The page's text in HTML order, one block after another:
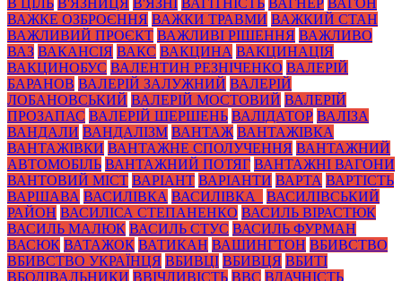
ВАЖКЕ ОЗБРОЄННЯ ВАЖКИ ТРАВМИ ВАЖКИЙ СТАН
ВАЖЛИВИЙ ПРОЄКТ ВАЖЛИВІ РІШЕННЯ ВАЖЛИВО
ВАЗ ВАКАНСІЯ ВАКС ВАКЦИНА ВАКЦИНАЦІЯ
ВАКЦИНОБУС ВАЛЕНТИН РЕЗНІЧЕНКО ВАЛЕРІЙ
БАРАНОВ ВАЛЕРІЙ ЗАЛУЖНИЙ ВАЛЕРІЙ
ЛОБАНОВСЬКИЙ ВАЛЕРІЙ МОСТОВИЙ ВАЛЕРІЙ
ПРОЗАПАС ВАЛЕРІЙ ШЕРШЕНЬ ВАЛІДАТОР ВАЛІЗА
ВАНДАЛИ ВАНДАЛІЗМ ВАНТАЖ ВАНТАЖІВКА
ВАНТАЖІВКИ ВАНТАЖНЕ СПОЛУЧЕННЯ ВАНТАЖНИЙ
АВТОМОБІЛЬ ВАНТАЖНИЙ ПОТЯГ ВАНТАЖНІ ВАГОНИ
ВАНТОВИЙ МІСТ ВАРІАНТ ВАРІАНТИ ВАРТА ВАРТІСТЬ
ВАРШАВА ВАСИЛІВКА ВАСИЛІВКА_
ВАСИЛІВСЬКИЙ
РАЙОН ВАСИЛІСА СТЕПАНЕНКО ВАСИЛЬ ВІРАСТЮК
ВАСИЛЬ МАЛЮК ВАСИЛЬ СТУС ВАСИЛЬ ФУРМАН
ВАСЮК ВАТАЖОК ВАТИКАН ВАШИНГТОН ВБИВСТВО
ВБИВСТВО УКРАЇНЦЯ ВБИВЦІ ВБИВЦЯ ВБИТІ
ВБОЛІВАЛЬНИКИ ВВІЧЛИВІСТЬ ВВС ВДАЧНІСТЬ